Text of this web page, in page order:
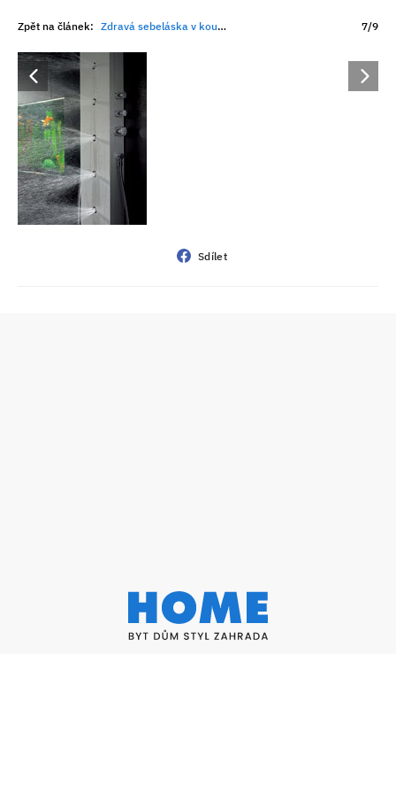
Zpět na článek: Zdravá sebeláska v koupelně 7/9
Sdílet